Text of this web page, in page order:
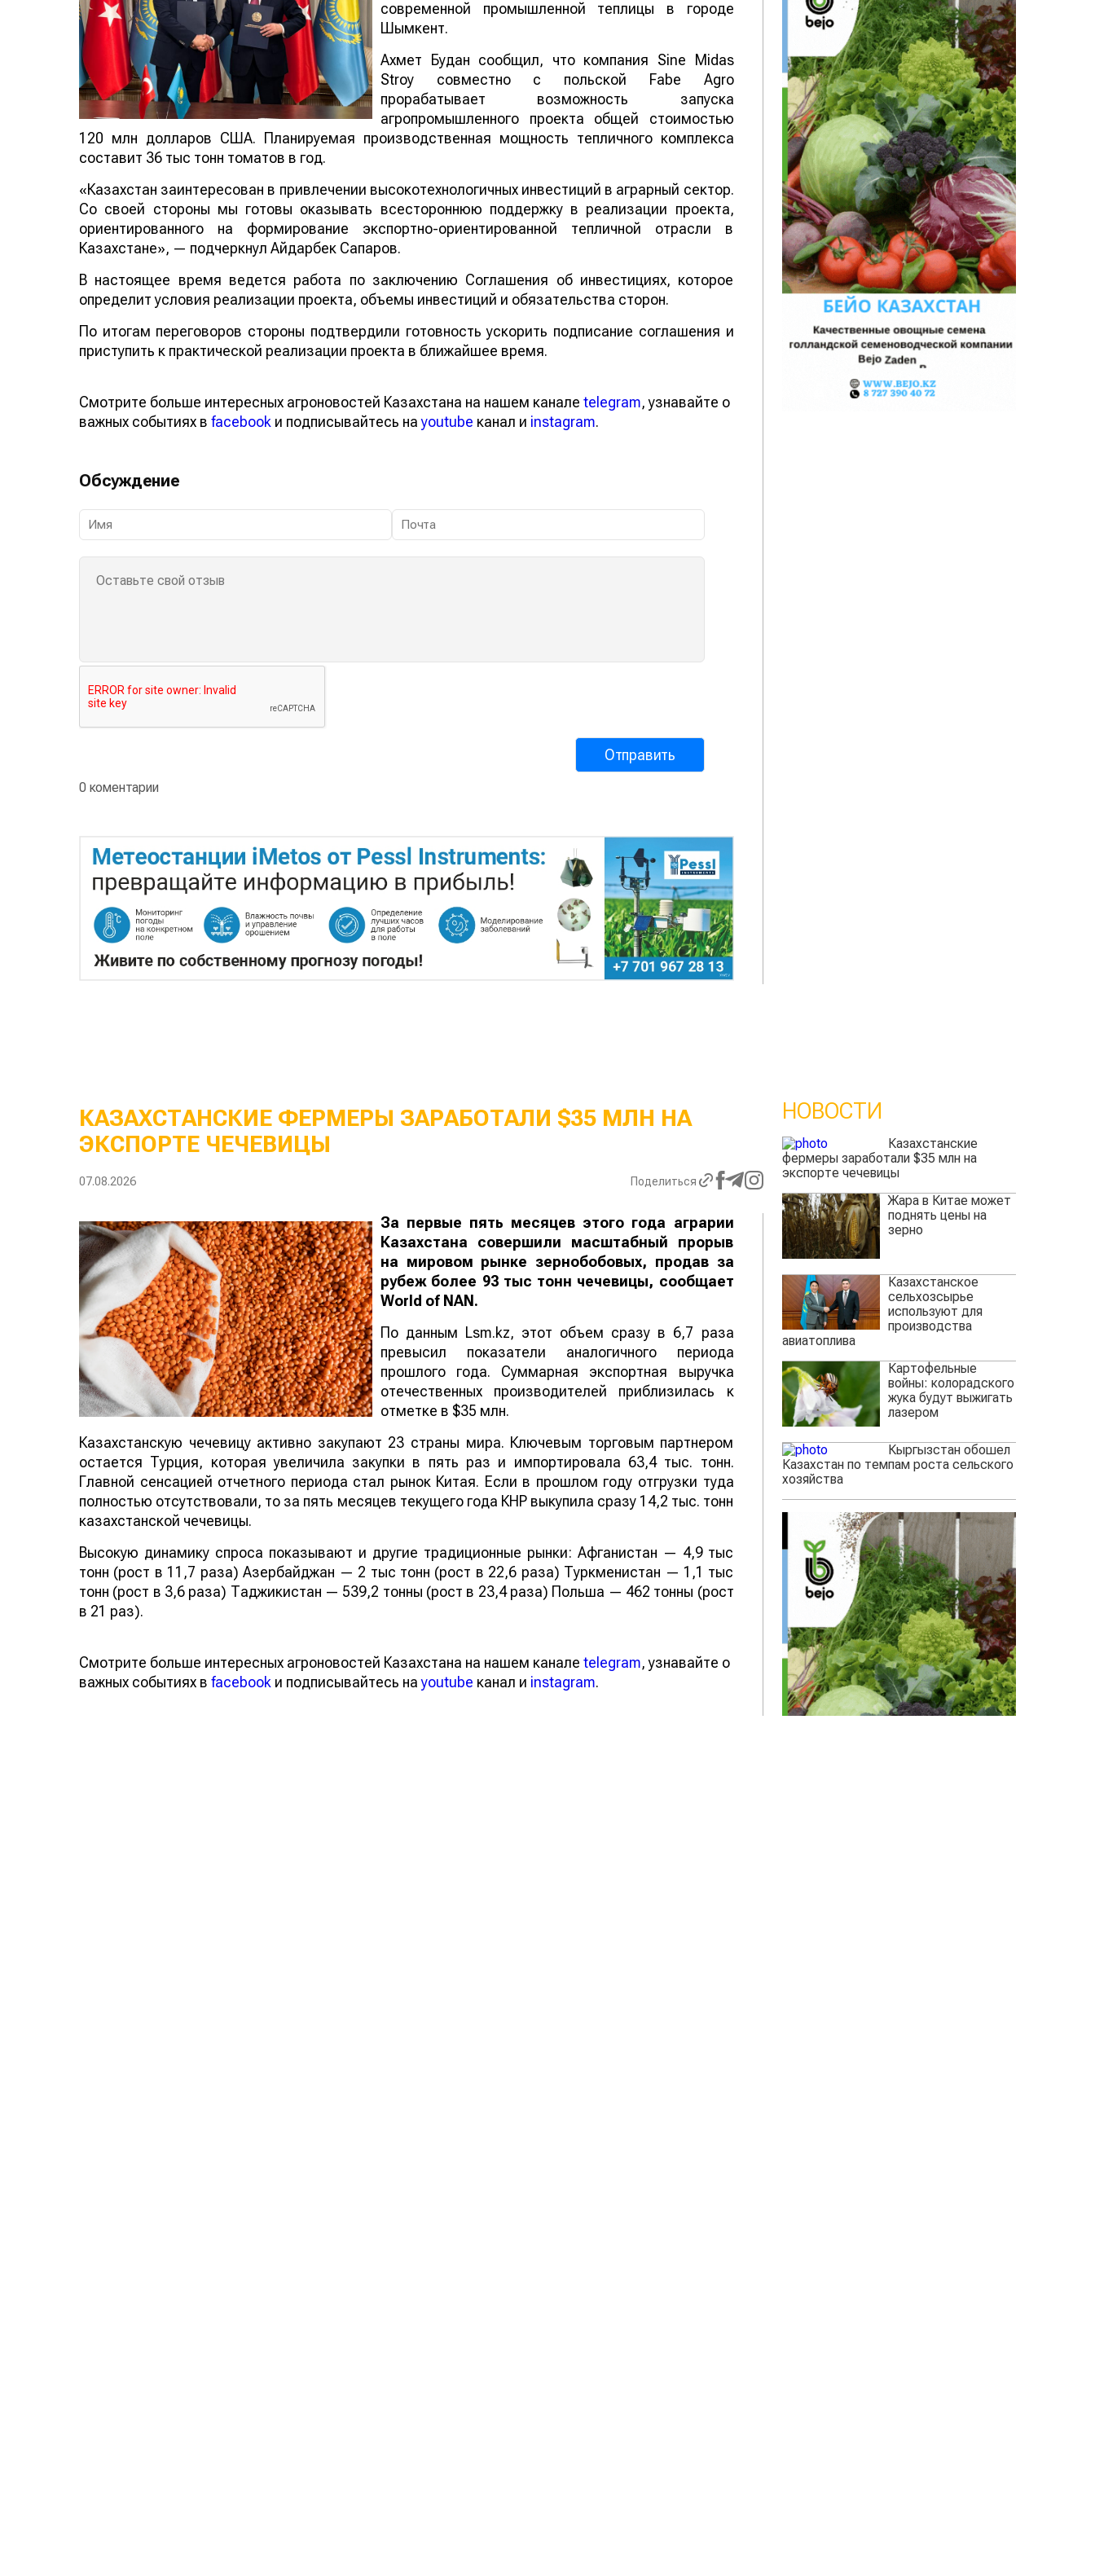
современной промышленной теплицы в городе
Шымкент.
Ахмет Будан сообщил, что компания Sine Midas
Stroy совместно с польской Fabe Agro
прорабатывает возможность запуска
агропромышленного проекта общей стоимостью
120 млн долларов США. Планируемая производственная мощность тепличного комплекса
составит 36 тыс тонн томатов в год.
«Казахстан заинтересован в привлечении высокотехнологичных инвестиций в аграрный сектор.
Со своей стороны мы готовы оказывать всестороннюю поддержку в реализации проекта,
ориентированного на формирование экспортно-ориентированной тепличной отрасли в
Казахстане», — подчеркнул Айдарбек Сапаров.
В настоящее время ведется работа по заключению Соглашения об инвестициях, которое
определит условия реализации проекта, объемы инвестиций и обязательства сторон.
По итогам переговоров стороны подтвердили готовность ускорить подписание соглашения и
приступить к практической реализации проекта в ближайшее время.
Смотрите больше интересных агроновостей Казахстана на нашем канале telegram, узнавайте о
важных событиях в facebook и подписывайтесь наyoutube канал и instagram.
Обсуждение
0 коментарии
КАЗАХСТАНСКИЕ ФЕРМЕРЫ ЗАРАБОТАЛИ $35 МЛН НА
ЭКСПОРТЕ ЧЕЧЕВИЦЫ
07.08.2026 Поделиться
За первые пять месяцев этого года аграрии
Казахстана совершили масштабный прорыв
на мировом рынке зернобобовых, продав за
рубеж более 93 тыс тонн чечевицы, сообщает
World of NAN .
По данным Lsm.kz, этот объем сразу в 6,7 раза
превысил показатели аналогичного периода
прошлого года. Суммарная экспортная выручка
отечественных производителей приблизилась к
отметке в $35 млн.
Казахстанскую чечевицу активно закупают 23 страны мира. Ключевым торговым партнером
остается Турция, которая увеличила закупки в пять раз и импортировала 63,4 тыс. тонн.
Главной сенсацией отчетного периода стал рынок Китая. Если в прошлом году отгрузки туда
полностью отсутствовали, то за пять месяцев текущего года КНР выкупила сразу 14,2 тыс. тонн
казахстанской чечевицы.
Высокую динамику спроса показывают и другие традиционные рынки: Афганистан — 4,9 тыс
тонн (рост в 11,7 раза) Азербайджан — 2 тыс тонн (рост в 22,6 раза) Туркменистан — 1,1 тыс
тонн (рост в 3,6 раза) Таджикистан — 539,2 тонны (рост в 23,4 раза) Польша — 462 тонны (рост
в 21 раз).
Смотрите больше интересных агроновостей Казахстана на нашем канале telegram, узнавайте о
важных событиях в facebook и подписывайтесь наyoutube канал и instagram.
НОВОСТИ
Казахстанские
фермеры заработали $35 млн на
экспорте чечевицы
Жара в Китае может
поднять цены на
зерно
Казахстанское
сельхозсырье
используют для
производства
авиатоплива
Картофельные
войны: колорадского
жука будут выжигать
лазером
Кыргызстан обошел
Казахстан по темпам роста сельского
хозяйства